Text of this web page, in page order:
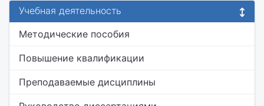
Учебная деятельность
Методические пособия
Повышение квалификации
Преподаваемые дисциплины